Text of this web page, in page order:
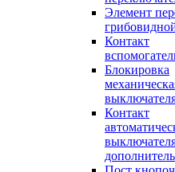
Элемент
Контакт
Блокировка
Контакт